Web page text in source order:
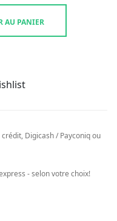
AU PANIER
Digicash / Payconiq ou
- selon votre choix!